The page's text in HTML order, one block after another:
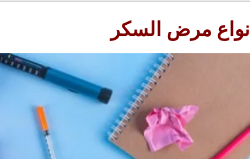
أنواع مرض السكر